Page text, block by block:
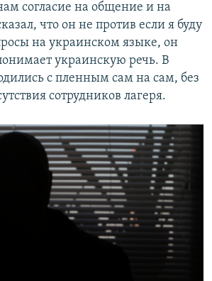
согласие на общение и на
что он не против если я буду
на украинском языке, он
украинскую речь. В
с пленным сам на сам, без
сотрудников лагеря.